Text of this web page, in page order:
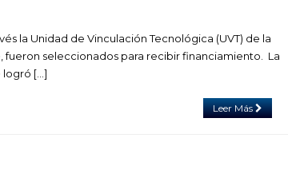
la Unidad de Vinculación Tecnológica (UVT) de la
fueron seleccionados para recibir financiamiento. La
logró […]
Leer Más